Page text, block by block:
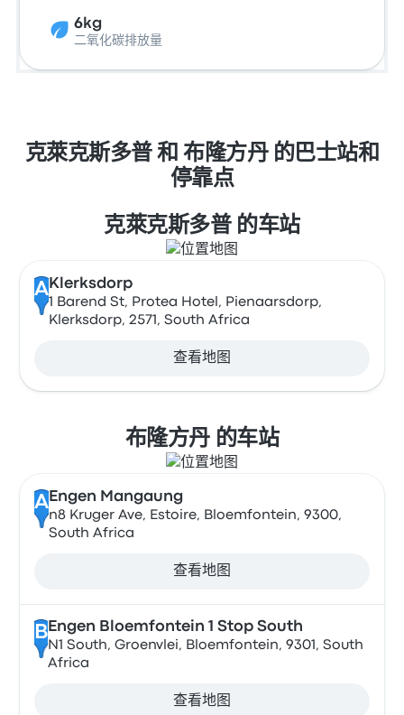
6kg
二氧化碳排放量
克萊克斯多普 和 布隆方丹 的巴士站和
停靠点
克萊克斯多普 的车站
A Klerksdorp
1 Barend St, Protea Hotel, Pienaarsdorp,
Klerksdorp, 2571, South Africa
查看地图
布隆方丹 的车站
A Engen Mangaung
n8 Kruger Ave, Estoire, Bloemfontein, 9300,
South Africa
查看地图
B Engen Bloemfontein 1 Stop South
N1 South, Groenvlei, Bloemfontein, 9301, South
Africa
查看地图